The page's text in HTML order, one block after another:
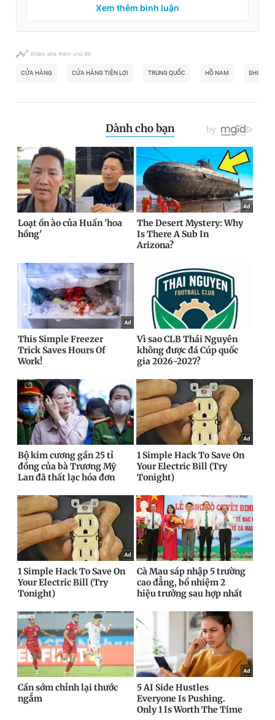
Xem thêm bình luận
Khám phá thêm chủ đề
CỬA HÀNG CỬA HÀNG TIỆN LỢI TRUNG QUỐC HỒ NAM